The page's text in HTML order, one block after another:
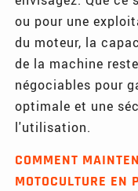
ou pour une
du moteur, la
de la machine
négociables pour
optimale et une
l'utilisation.
COMMENT
MOTOCULTURE EN